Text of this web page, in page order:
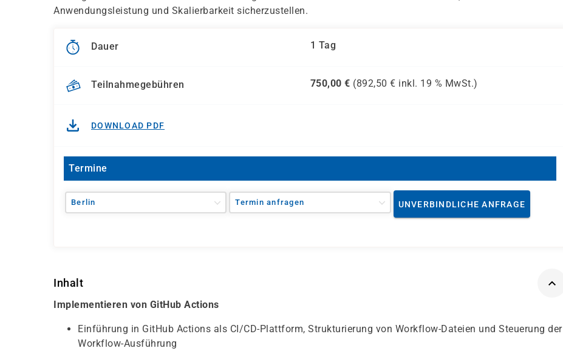
Anwendungsleistung und Skalierbarkeit sicherzustellen.
Dauer 1 Tag
Teilnahmegebühren 750,00 € (892,50 € inkl. 19 % MwSt.)
DOWNLOAD PDF
Termine
Berlin Termin anfragen UNVERBINDLICHE ANFRAGE
Inhalt
Implementieren von GitHub Actions
Einführung in GitHub Actions als CI/CD-Plattform, Strukturierung von Workflow-Dateien und Steuerung der
Workflow-Ausführung
Datenschutzhinweis